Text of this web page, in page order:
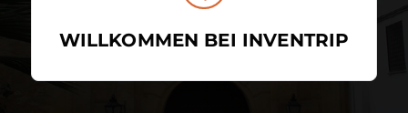
WILLKOMMEN BEI INVENTRIP